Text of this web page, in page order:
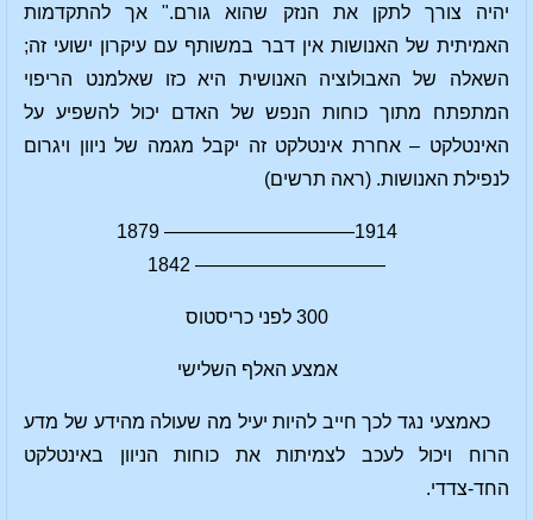
יהיה צורך לתקן את הנזק שהוא גורם." אך להתקדמות
האמיתית של האנושות אין דבר במשותף עם עיקרון ישועי זה;
השאלה של האבולוציה האנושית היא כזו שאלמנט הריפוי
המתפתח מתוך כוחות הנפש של האדם יכול להשפיע על
האינטלקט – אחרת אינטלקט זה יקבל מגמה של ניוון ויגרום
לנפילת האנושות. (ראה תרשים)
1914—————————— 1879
—————————— 1842
300 לפני כריסטוס
אמצע האלף השלישי
כאמצעי נגד לכך חייב להיות יעיל מה שעולה מהידע של מדע
הרוח ויכול לעכב לצמיתות את כוחות הניוון באינטלקט
החד-צדדי.